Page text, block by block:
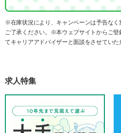
※在庫状況により、キャンペーンは予告なく
ご了承ください。※本ウェブサイトからご
てキャリアアドバイザーと面談をさせていた
求人特集